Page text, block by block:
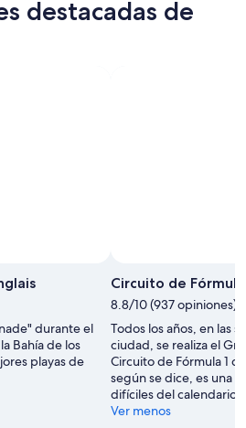
destacadas de
durante el
Bahía de los
playas de
Circuito de
8.8/10 (937 opiniones)
Todos los años, en las
ciudad, se realiza el
Circuito de Fórmula 1
según se dice, es una
difíciles del calendario
Ver menos